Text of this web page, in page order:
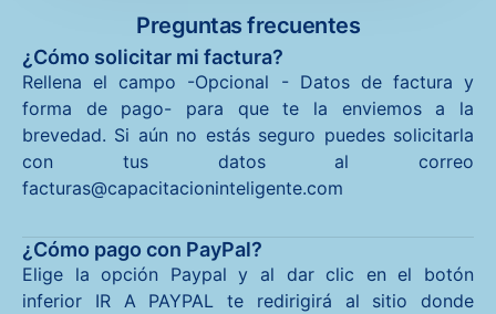
Preguntas frecuentes
¿Cómo solicitar mi factura?
Rellena el campo -Opcional - Datos de factura y
forma de pago- para que te la enviemos a la
brevedad. Si aún no estás seguro puedes solicitarla
con tus datos al correo
facturas@capacitacioninteligente.com
¿Cómo pago con PayPal?
Elige la opción Paypal y al dar clic en el botón
inferior IR A PAYPAL te redirigirá al sitio donde